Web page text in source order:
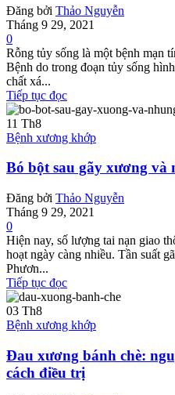
Đăng bởi Thảo Nguyễn
Tháng 9 29, 2021
0
Rỗng tủy sống là một bệnh mạn
Bệnh do trong đoạn tủy sống
chất xá...
Tiếp tục đọc
11 Th8
Bệnh xương khớp
Bó bột sau gãy xương và
Đăng bởi Thảo Nguyễn
Tháng 9 29, 2021
0
Hiện nay, số lượng tai nạn giao
hoạt ngày càng nhiều. Tần suất
Phươn...
Tiếp tục đọc
03 Th8
Bệnh xương khớp
Đau xương bánh chè:
cách điều trị